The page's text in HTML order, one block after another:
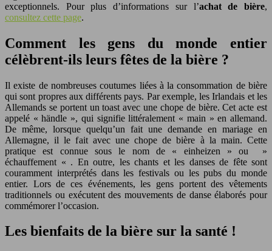
exceptionnels. Pour plus d’informations sur l’achat de bière,
consultez cette page.
Comment les gens du monde entier
célèbrent-ils leurs fêtes de la bière ?
Il existe de nombreuses coutumes liées à la consommation de bière
qui sont propres aux différents pays. Par exemple, les Irlandais et les
Allemands se portent un toast avec une chope de bière. Cet acte est
appelé « händle », qui signifie littéralement « main » en allemand.
De même, lorsque quelqu’un fait une demande en mariage en
Allemagne, il le fait avec une chope de bière à la main. Cette
pratique est connue sous le nom de « einheizen » ou »
échauffement « . En outre, les chants et les danses de fête sont
couramment interprétés dans les festivals ou les pubs du monde
entier. Lors de ces événements, les gens portent des vêtements
traditionnels ou exécutent des mouvements de danse élaborés pour
commémorer l’occasion.
Les bienfaits de la bière sur la santé !